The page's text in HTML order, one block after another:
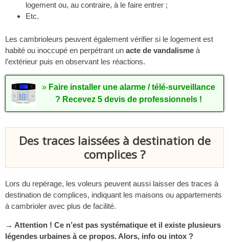
logement ou, au contraire, à le faire entrer ;
Etc.
Les cambrioleurs peuvent également vérifier si le logement est
habité ou inoccupé en perpétrant un acte de vandalisme à
l’extérieur puis en observant les réactions.
» Faire installer une alarme / télé-surveillance
? Recevez 5 devis de professionnels !
Des traces laissées à destination de
complices ?
Lors du repérage, les voleurs peuvent aussi laisser des traces à
destination de complices, indiquant les maisons ou appartements
à cambrioler avec plus de facilité.
→ Attention ! Ce n’est pas systématique et il existe plusieurs
légendes urbaines à ce propos. Alors, info ou intox ?